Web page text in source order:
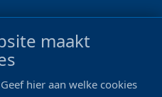
maakt
hier aan welke cookies